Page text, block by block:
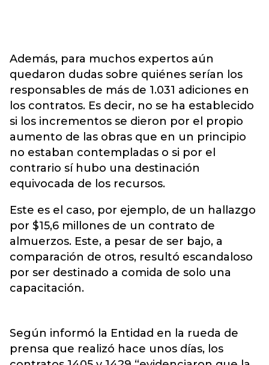
Además, para muchos expertos aún
quedaron dudas sobre quiénes serían los
responsables de más de 1.031 adiciones en
los contratos. Es decir, no se ha establecido
si los incrementos se dieron por el propio
aumento de las obras que en un principio
no estaban contempladas o si por el
contrario sí hubo una destinación
equivocada de los recursos.
Este es el caso, por ejemplo, de un hallazgo
por $15,6 millones de un contrato de
almuerzos. Este, a pesar de ser bajo, a
comparación de otros, resultó escandaloso
por ser destinado a comida de solo una
capacitación.
Según informó la Entidad en la rueda de
prensa que realizó hace unos días, los